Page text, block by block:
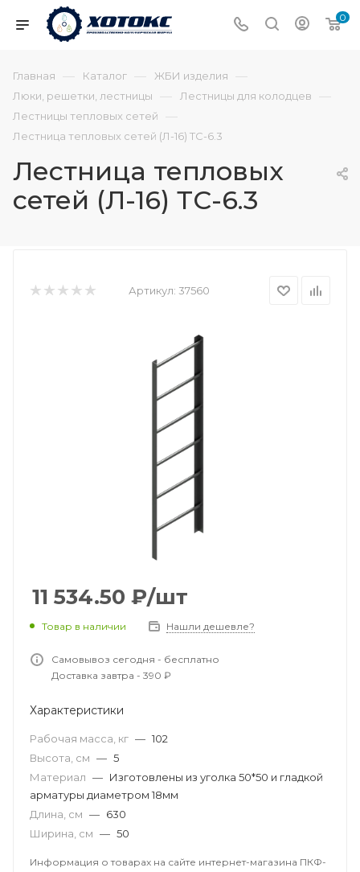
0
Главная — Каталог — ЖБИ изделия —
Люки, решетки, лестницы — Лестницы для колодцев —
Лестницы тепловых сетей —
Лестница тепловых сетей (Л-16) ТС-6.3
Лестница тепловых
сетей (Л-16) ТС-6.3
Артикул: 37560
11 534.50 ₽/шт
Товар в наличии Нашли дешевле?
Самовывоз сегодня - бесплатно
Доставка завтра - 390 ₽
Характеристики
Рабочая масса, кг — 102
Высота, см — 5
Материал — Изготовлены из уголка 50*50 и гладкой
арматуры диаметром 18мм
Длина, см — 630
Ширина, см — 50
Информация о товарах на сайте интернет-магазина ПКФ-